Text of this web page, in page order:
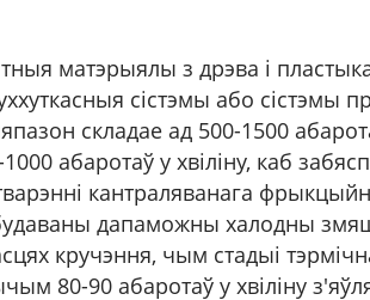
матэрыялы з дрэва і
сістэмы або сістэмы
складае ад 500-1500
абаротаў у хвіліну, каб
кантраляванага
дапаможны халодны
кручэння, чым стадыі
80-90 абаротаў у хвіліну